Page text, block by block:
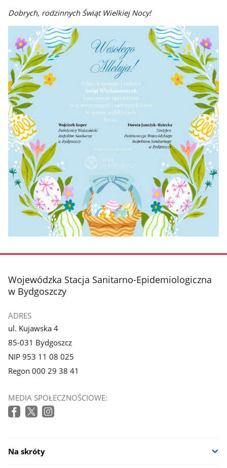
Dobrych, rodzinnych Świąt Wielkiej Nocy!
stopka
Wojewódzka Stacja Sanitarno-Epidemiologiczna
w Bydgoszczy
ADRES
ul. Kujawska 4
85-031 Bydgoszcz
NIP 953 11 08 025
Regon 000 29 38 41
MEDIA SPOŁECZNOŚCIOWE:
Na skróty